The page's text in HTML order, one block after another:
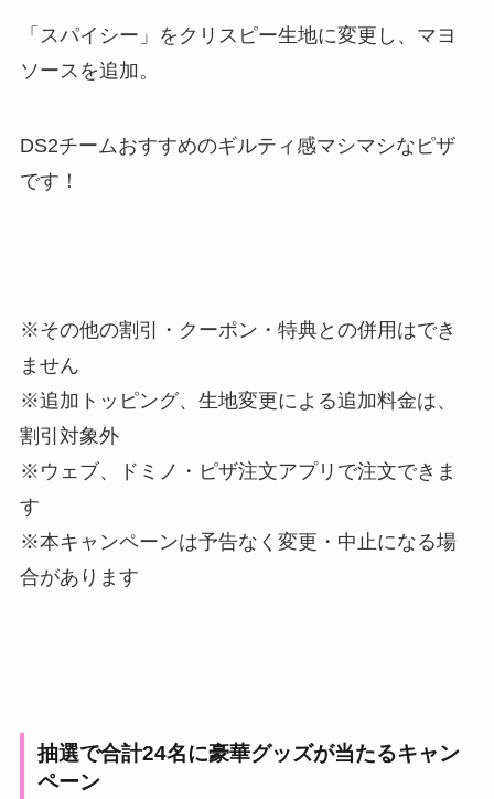
「スパイシー」をクリスピー生地に変更し、マヨ
ソースを追加。
DS2チームおすすめのギルティ感マシマシなピザ
です！
※その他の割引・クーポン・特典との併用はでき
ません
※追加トッピング、生地変更による追加料金は、
割引対象外
※ウェブ、ドミノ・ピザ注文アプリで注文できま
す
※本キャンペーンは予告なく変更・中止になる場
合があります
抽選で合計24名に豪華グッズが当たるキャン
ペーン